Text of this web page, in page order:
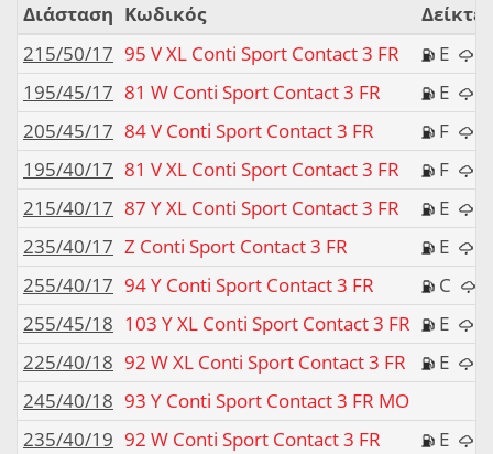
Διάσταση Κωδικός
Δείκτες
215/50/17 95 V XL Conti Sport Contact 3 FR E
195/45/17 81 W Conti Sport Contact 3 FR E
205/45/17 84 V Conti Sport Contact 3 FR F
195/40/17 81 V XL Conti Sport Contact 3 FR F
215/40/17 87 Y XL Conti Sport Contact 3 FR E
235/40/17 Z Conti Sport Contact 3 FR E
255/40/17 94 Y Conti Sport Contact 3 FR C
255/45/18 103 Y XL Conti Sport Contact 3 FR E
225/40/18 92 W XL Conti Sport Contact 3 FR E
245/40/18 93 Y Conti Sport Contact 3 FR MO
235/40/19 92 W Conti Sport Contact 3 FR E